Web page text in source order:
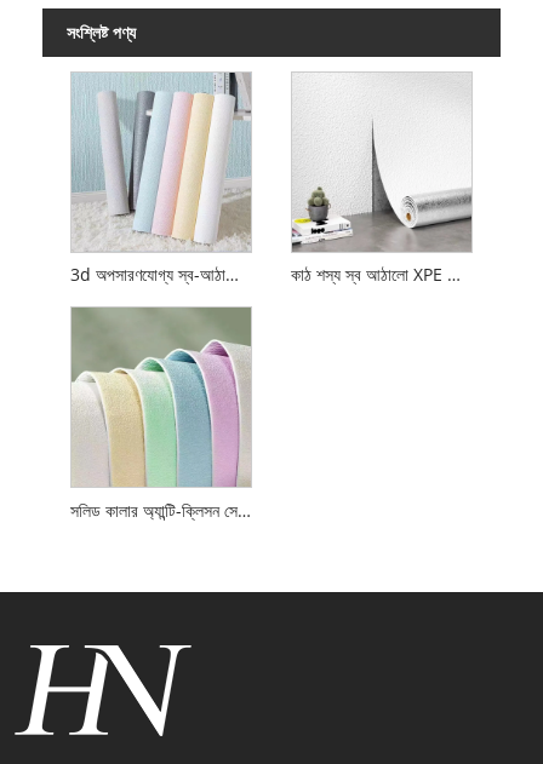
সংশ্লিষ্ট পণ্য
3d অপসারণযোগ্য স্ব-আঠালো ওয়াল স্টিকার কাঠ শস্য স্ব আঠালো XPE ফোম ওয়াল প্যানেল
সলিড কালার অ্যান্টি-ক্লিসন সেলফ আঠালো XPE ফোম ওয়াল স্টিকার